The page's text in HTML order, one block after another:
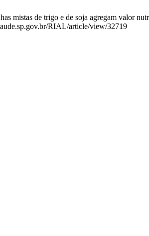
mistas de trigo e de soja agregam valor
RIAL/article/view/32719